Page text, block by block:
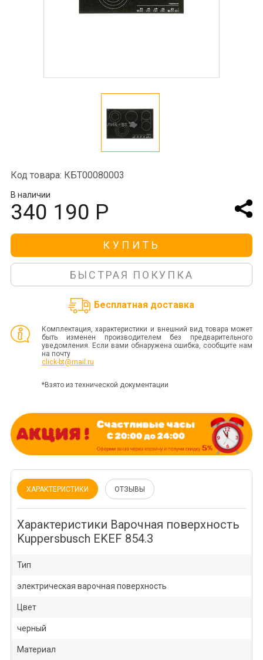
Код товара: КБТ00080003
В наличии
340 190 Р
КУПИТЬ
БЫСТРАЯ ПОКУПКА
Бесплатная доставка
Комплектация, характеристики и внешний вид товара может
быть изменен производителем без предварительного
уведомления. Если вами обнаружена ошибка, сообщите нам
на почту
click-bt@mail.ru
*Взято из технической документации
ХАРАКТЕРИСТИКИ ОТЗЫВЫ
Характеристики Варочная поверхность
Kuppersbusch EKEF 854.3
Тип
электрическая варочная поверхность
Цвет
черный
Материал